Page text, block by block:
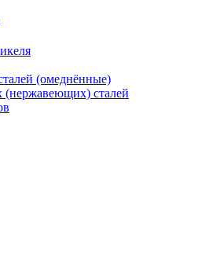
(омеднённые)
(нержавеющих) сталей